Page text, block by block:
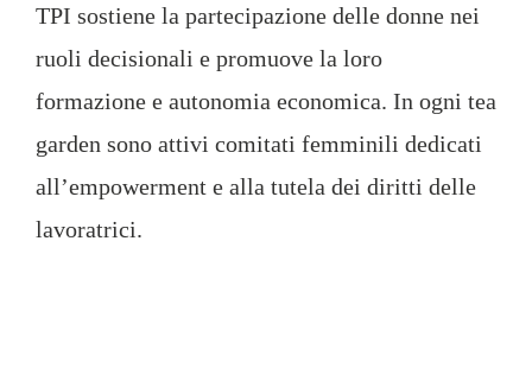
TPI sostiene la partecipazione delle donne nei
ruoli decisionali e promuove la loro
formazione e autonomia economica. In ogni tea
garden sono attivi comitati femminili dedicati
all’empowerment e alla tutela dei diritti delle
lavoratrici.